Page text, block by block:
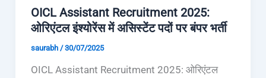
OICL Assistant Recruitment 2025:
ओरिएंटल इंश्योरेंस में असिस्टेंट पदों पर बंपर भर्ती
saurabh /30/07/2025
OICL Assistant Recruitment 2025: ओरिएंटल